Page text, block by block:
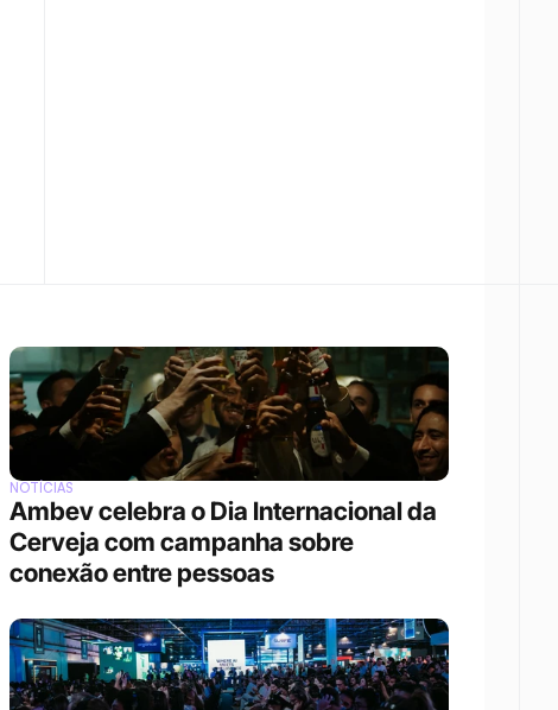
NOTÍCIAS
Ambev celebra o Dia Internacional da
Cerveja com campanha sobre
conexão entre pessoas